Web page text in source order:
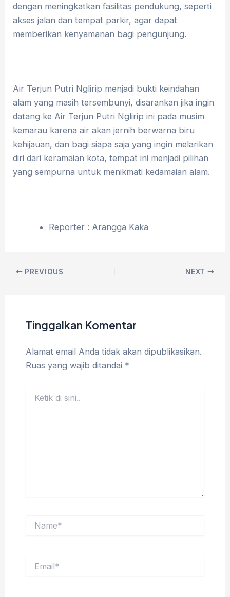
dengan meningkatkan fasilitas pendukung, seperti
akses jalan dan tempat parkir, agar dapat
memberikan kenyamanan bagi pengunjung.
Air Terjun Putri Nglirip menjadi bukti keindahan
alam yang masih tersembunyi, disarankan jika ingin
datang ke Air Terjun Putri Nglirip ini pada musim
kemarau karena air akan jernih berwarna biru
kehijauan, dan bagi siapa saja yang ingin melarikan
diri dari keramaian kota, tempat ini menjadi pilihan
yang sempurna untuk menikmati kedamaian alam.
Reporter : Arangga Kaka
PREVIOUS NEXT
Tinggalkan Komentar
Alamat email Anda tidak akan dipublikasikan.
Ruas yang wajib ditandai *